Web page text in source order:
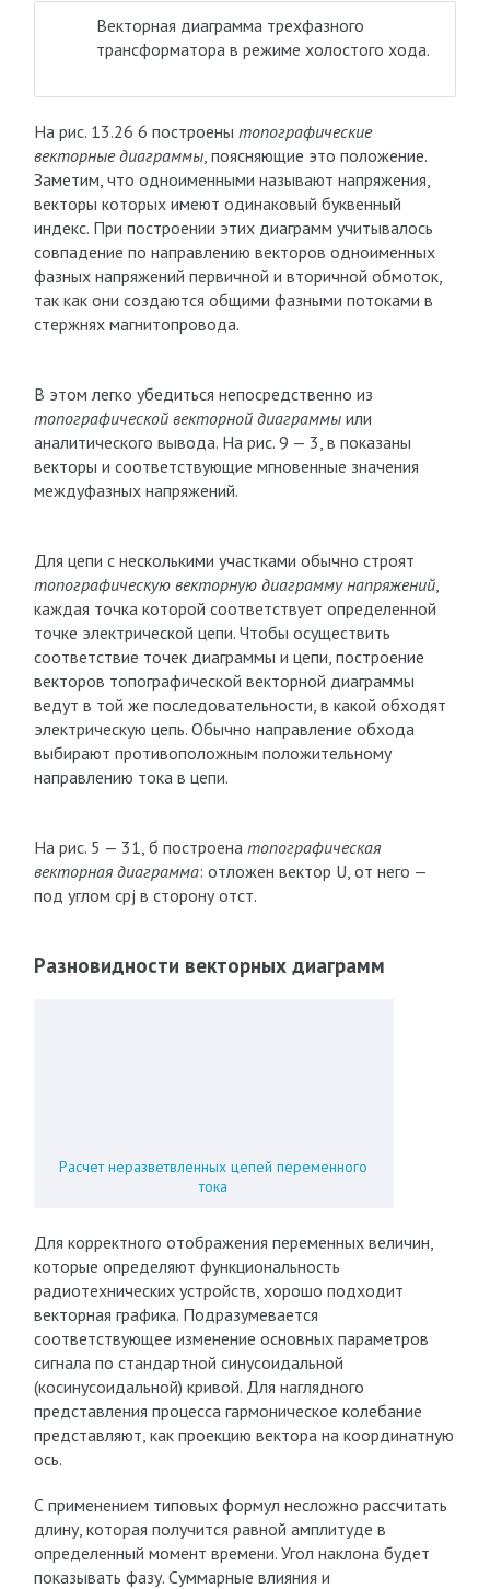
Векторная диаграмма трехфазного
трансформатора в режиме холостого хода.
На рис. 13.26 6 построены топографические
векторные диаграммы, поясняющие это положение.
Заметим, что одноименными называют напряжения,
векторы которых имеют одинаковый буквенный
индекс. При построении этих диаграмм учитывалось
совпадение по направлению векторов одноименных
фазных напряжений первичной и вторичной обмоток,
так как они создаются общими фазными потоками в
стержнях магнитопровода.
В этом легко убедиться непосредственно из
топографической векторной диаграммыили
аналитического вывода. На рис. 9 — 3, в показаны
векторы и соответствующие мгновенные значения
междуфазных напряжений.
Для цепи с несколькими участками обычно строят
топографическую векторную диаграмму напряжений,
каждая точка которой соответствует определенной
точке электрической цепи. Чтобы осуществить
соответствие точек диаграммы и цепи, построение
векторов топографической векторной диаграммы
ведут в той же последовательности, в какой обходят
электрическую цепь. Обычно направление обхода
выбирают противоположным положительному
направлению тока в цепи.
На рис. 5 — 31, б построенатопографическая
векторная диаграмма: отложен вектор U, от него —
под углом cpj в сторону отст.
Разновидности векторных диаграмм
Расчет неразветвленных цепей переменного
тока
Для корректного отображения переменных величин,
которые определяют функциональность
радиотехнических устройств, хорошо подходит
векторная графика. Подразумевается
соответствующее изменение основных параметров
сигнала по стандартной синусоидальной
(косинусоидальной) кривой. Для наглядного
представления процесса гармоническое колебание
представляют, как проекцию вектора на координатную
ось.
С применением типовых формул несложно рассчитать
длину, которая получится равной амплитуде в
определенный момент времени. Угол наклона будет
показывать фазу. Суммарные влияния и